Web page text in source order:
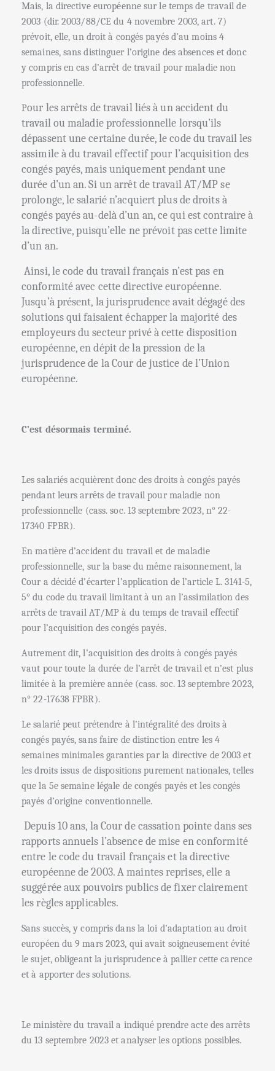
Mais, la directive européenne sur le temps de travail de
2003 (dir. 2003/88/CE du 4 novembre 2003, art. 7)
prévoit, elle, un droit à congés payés d’au moins 4
semaines, sans distinguer l’origine des absences et donc
y compris en cas d’arrêt de travail pour maladie non
professionnelle.
Pour les arrêts de travail liés à un accident du
travail ou maladie professionnelle lorsqu’ils
dépassent une certaine durée, le code du travail les
assimile à du travail effectif pour l’acquisition des
congés payés, mais uniquement pendant une
durée d’un an. Si un arrêt de travail AT/MP se
prolonge, le salarié n’acquiert plus de droits à
congés payés au-delà d’un an, ce qui est contraire à
la directive, puisqu’elle ne prévoit pas cette limite
d’un an.
Ainsi, le code du travail français n’est pas en
conformité avec cette directive européenne.
Jusqu’à présent, la jurisprudence avait dégagé des
solutions qui faisaient échapper la majorité des
employeurs du secteur privé à cette disposition
européenne, en dépit de la pression de la
jurisprudence de la Cour de justice de l’Union
européenne.
C’est désormais terminé.
Les salariés acquièrent donc des droits à congés payés
pendant leurs arrêts de travail pour maladie non
professionnelle (cass. soc. 13 septembre 2023, n° 22-
17340 FPBR).
En matière d’accident du travail et de maladie
professionnelle, sur la base du même raisonnement, la
Cour a décidé d’écarter l’application de l’article L. 3141-5,
5° du code du travail limitant à un an l’assimilation des
arrêts de travail AT/MP à du temps de travail effectif
pour l’acquisition des congés payés.
Autrement dit, l’acquisition des droits à congés payés
vaut pour toute la durée de l’arrêt de travail et n’est plus
limitée à la première année (cass. soc. 13 septembre 2023,
n° 22-17638 FPBR).
Le salarié peut prétendre à l’intégralité des droits à
congés payés, sans faire de distinction entre les 4
semaines minimales garanties par la directive de 2003 et
les droits issus de dispositions purement nationales, telles
que la 5e semaine légale de congés payés et les congés
payés d’origine conventionnelle.
Depuis 10 ans, la Cour de cassation pointe dans ses
rapports annuels l’absence de mise en conformité
entre le code du travail français et la directive
européenne de 2003. A maintes reprises, elle a
suggérée aux pouvoirs publics de fixer clairement
les règles applicables.
Sans succès, y compris dans la loi d’adaptation au droit
européen du 9 mars 2023, qui avait soigneusement évité
le sujet, obligeant la jurisprudence à pallier cette carence
et à apporter des solutions.
Le ministère du travail a indiqué prendre acte des arrêts
du 13 septembre 2023 et analyser les options possibles.